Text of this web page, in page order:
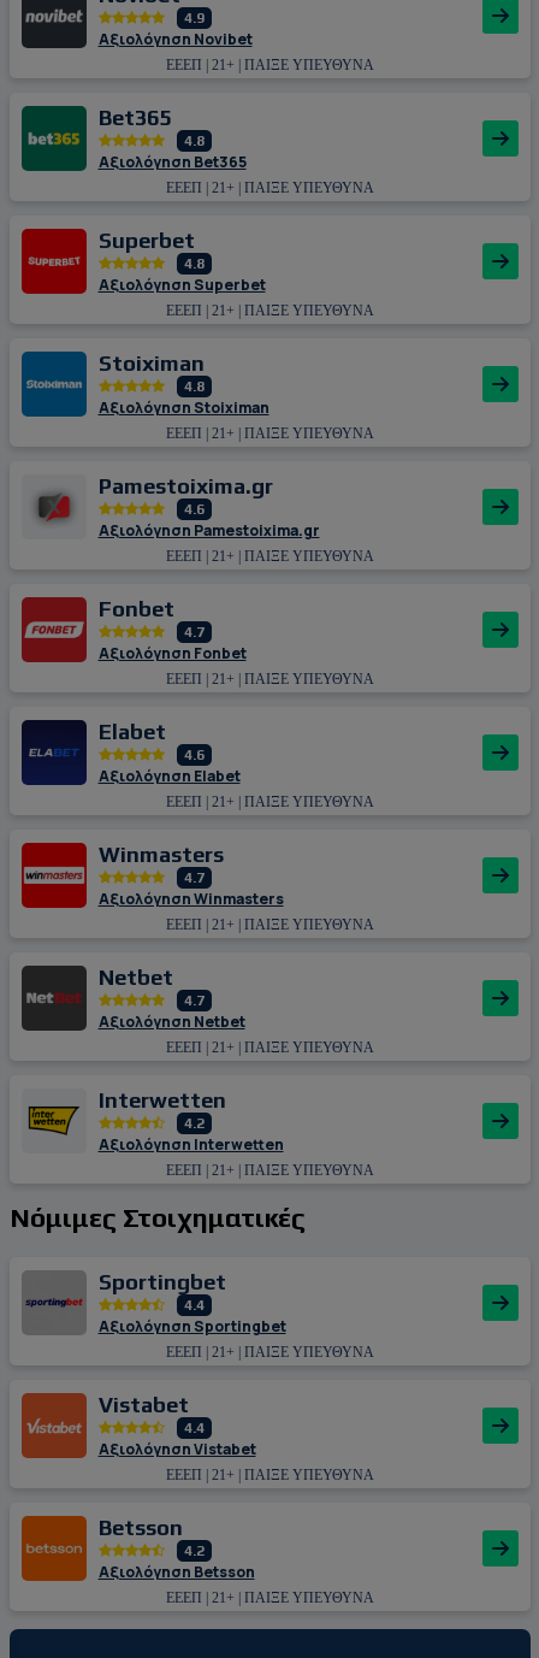
4.9
Αξιολόγηση Novibet
ΕΕΕΠ | 21+ | ΠΑΙΞΕ ΥΠΕΥΘΥΝΑ
Bet365
4.8
Αξιολόγηση Bet365
ΕΕΕΠ | 21+ | ΠΑΙΞΕ ΥΠΕΥΘΥΝΑ
Superbet
4.8
Αξιολόγηση Superbet
ΕΕΕΠ | 21+ | ΠΑΙΞΕ ΥΠΕΥΘΥΝΑ
Stoiximan
4.8
Αξιολόγηση Stoiximan
ΕΕΕΠ | 21+ | ΠΑΙΞΕ ΥΠΕΥΘΥΝΑ
Pamestoixima.gr
4.6
Αξιολόγηση Pamestoixima.gr
ΕΕΕΠ | 21+ | ΠΑΙΞΕ ΥΠΕΥΘΥΝΑ
Fonbet
4.7
Αξιολόγηση Fonbet
ΕΕΕΠ | 21+ | ΠΑΙΞΕ ΥΠΕΥΘΥΝΑ
Εlabet
4.6
Αξιολόγηση Εlabet
ΕΕΕΠ | 21+ | ΠΑΙΞΕ ΥΠΕΥΘΥΝΑ
Winmasters
4.7
Αξιολόγηση Winmasters
ΕΕΕΠ | 21+ | ΠΑΙΞΕ ΥΠΕΥΘΥΝΑ
Netbet
4.7
Αξιολόγηση Netbet
ΕΕΕΠ | 21+ | ΠΑΙΞΕ ΥΠΕΥΘΥΝΑ
Interwetten
4.2
Αξιολόγηση Interwetten
ΕΕΕΠ | 21+ | ΠΑΙΞΕ ΥΠΕΥΘΥΝΑ
Νόμιμες Στοιχηματικές
Sportingbet
4.4
Αξιολόγηση Sportingbet
ΕΕΕΠ | 21+ | ΠΑΙΞΕ ΥΠΕΥΘΥΝΑ
Vistabet
4.4
Αξιολόγηση Vistabet
ΕΕΕΠ | 21+ | ΠΑΙΞΕ ΥΠΕΥΘΥΝΑ
Betsson
4.2
Αξιολόγηση Betsson
ΕΕΕΠ | 21+ | ΠΑΙΞΕ ΥΠΕΥΘΥΝΑ